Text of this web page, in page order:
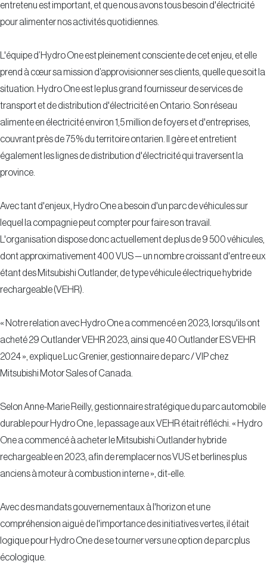
entretenu est important, et que nous avons tous besoin d'électricité
pour alimenter nos activités quotidiennes.
L'équipe d’Hydro One est pleinement consciente de cet enjeu, et elle
prend à cœur sa mission d’approvisionner ses clients, quelle que soit la
situation. Hydro One est le plus grand fournisseur de services de
transport et de distribution d'électricité en Ontario. Son réseau
alimente en électricité environ 1,5 million de foyers et d'entreprises,
couvrant près de 75 % du territoire ontarien. Il gère et entretient
également les lignes de distribution d'électricité qui traversent la
province.
Avec tant d'enjeux, Hydro One a besoin d'un parc de véhicules sur
lequel la compagnie peut compter pour faire son travail.
L'organisation dispose donc actuellement de plus de 9 500 véhicules,
dont approximativement 400 VUS — un nombre croissant d'entre eux
étant des Mitsubishi Outlander, de type véhicule électrique hybride
rechargeable (VEHR).
« Notre relation avec Hydro One a commencé en 2023, lorsqu'ils ont
acheté 29 Outlander VEHR 2023, ainsi que 40 Outlander ES VEHR
2024 », explique Luc Grenier, gestionnaire de parc / VIP chez
Mitsubishi Motor Sales of Canada.
Selon Anne-Marie Reilly, gestionnaire stratégique du parc automobile
durable pour Hydro One , le passage aux VEHR était réfléchi. « Hydro
One a commencé à acheter le Mitsubishi Outlander hybride
rechargeable en 2023, afin de remplacer nos VUS et berlines plus
anciens à moteur à combustion interne », dit-elle.
Avec des mandats gouvernementaux à l'horizon et une
compréhension aiguë de l'importance des initiatives vertes, il était
logique pour Hydro One de se tourner vers une option de parc plus
écologique.